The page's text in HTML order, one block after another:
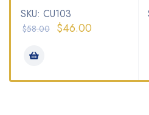
SKU: CU103
$58.00 $46.00